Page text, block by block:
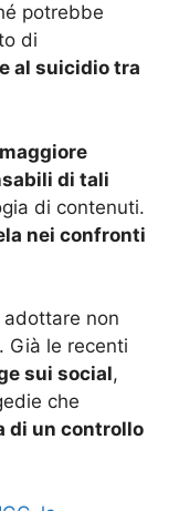
potrebbe
di
al suicidio tra
maggiore
di tali
di contenuti.
nei confronti
non
Già le recenti
sui social,
che
di un controllo